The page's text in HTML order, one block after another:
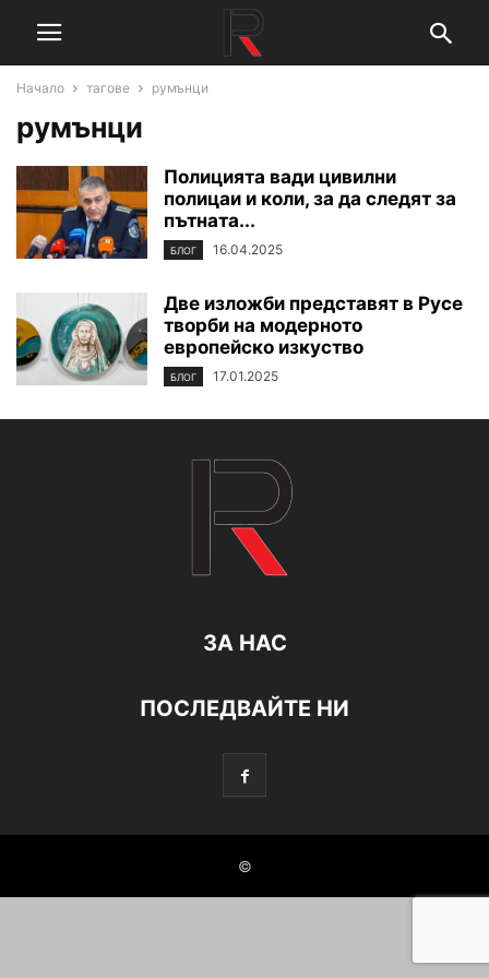
Начало тагове румънци
румънци
Полицията вади цивилни
полицаи и коли, за да следят за
пътната...
БЛОГ 16.04.2025
Две изложби представят в Русе
творби на модерното
европейско изкуство
БЛОГ 17.01.2025
ЗА НАС
ПОСЛЕДВАЙТЕ НИ
©